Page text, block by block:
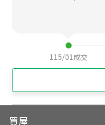
115/01 成交
買屋